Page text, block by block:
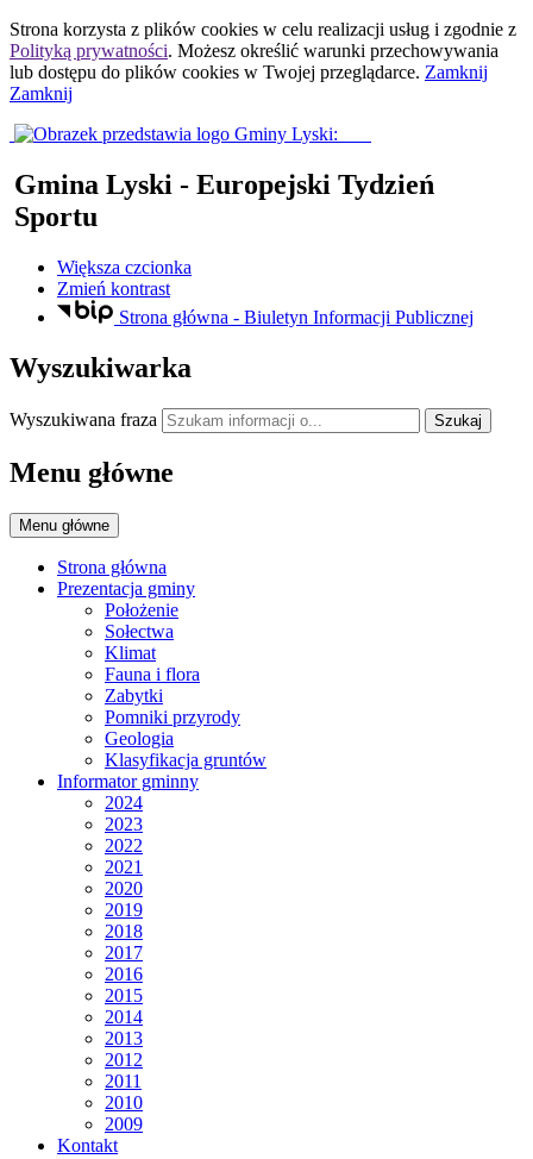
Strona korzysta z plików cookies w celu realizacji usług i zgodnie z
Polityką prywatności. Możesz określić warunki przechowywania
lub dostępu do plików cookies w Twojej przeglądarce. Zamknij
Zamknij
Gmina Lyski - Europejski Tydzień
Sportu
Większa czcionka
Zmień kontrast
Strona główna - Biuletyn Informacji Publicznej
Wyszukiwarka
Wyszukiwana fraza Szukaj
Menu główne
Menu główne
Strona główna
Prezentacja gminy
Położenie
Sołectwa
Klimat
Fauna i flora
Zabytki
Pomniki przyrody
Geologia
Klasyfikacja gruntów
Informator gminny
2024
2023
2022
2021
2020
2019
2018
2017
2016
2015
2014
2013
2012
2011
2010
2009
Kontakt